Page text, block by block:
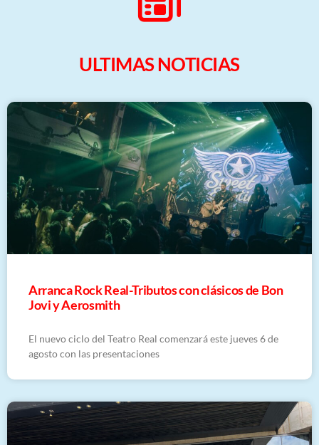
ULTIMAS NOTICIAS
Arranca Rock Real-Tributos con clásicos de Bon
Jovi y Aerosmith
El nuevo ciclo del Teatro Real comenzará este jueves 6 de
agosto con las presentaciones